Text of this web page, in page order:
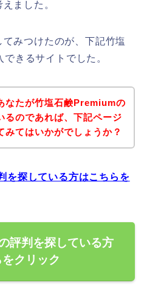
ました。
みつけたのが、下記竹塩
きるサイトでした。
なたが竹塩石鹸Premiumの
るのであれば、下記ページ
みてはいかがでしょうか？
を探している方はこちらを
評判を探している方
クリック